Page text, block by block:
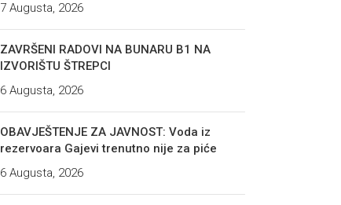
7 Augusta, 2026
ZAVRŠENI RADOVI NA BUNARU B1 NA
IZVORIŠTU ŠTREPCI
6 Augusta, 2026
OBAVJEŠTENJE ZA JAVNOST: Voda iz
rezervoara Gajevi trenutno nije za piće
6 Augusta, 2026